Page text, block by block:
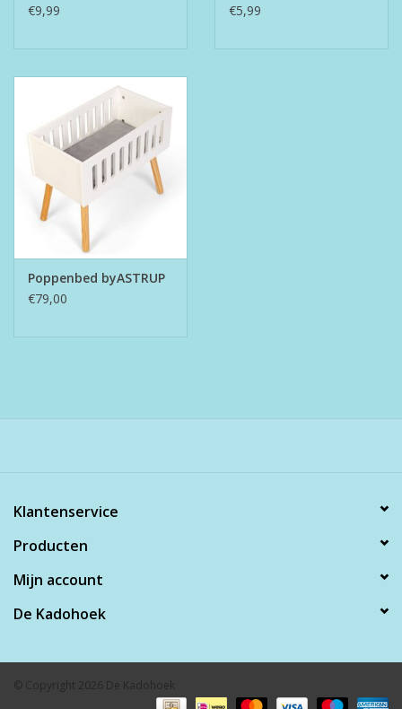
€9,99
€5,99
Poppenbed byASTRUP
€79,00
Klantenservice
Producten
Mijn account
De Kadohoek
© Copyright 2026 De Kadohoek